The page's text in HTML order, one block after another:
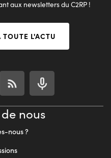
aux newsletters du C2RP !
L'ACTU
nous
nous ?